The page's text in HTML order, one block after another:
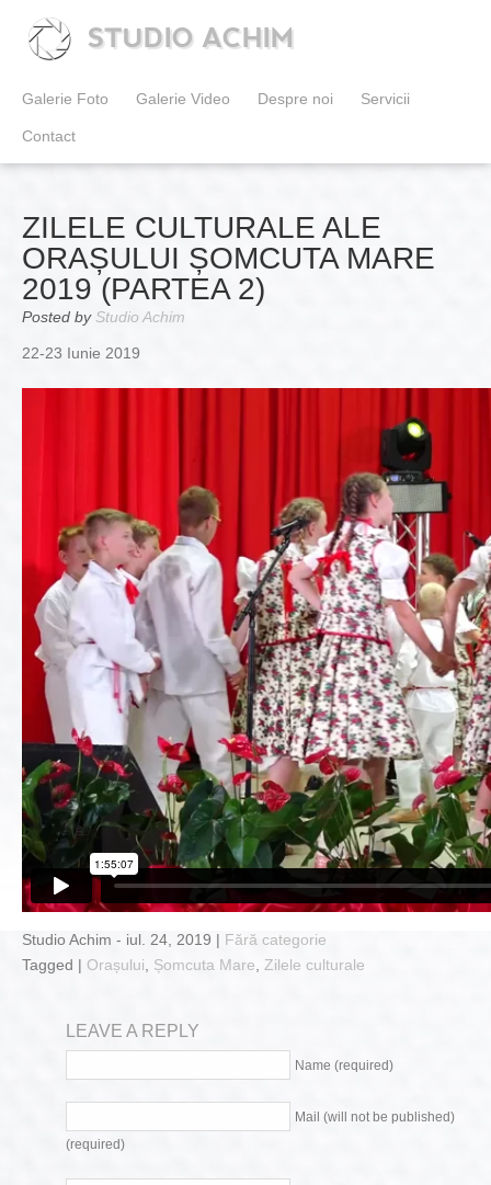
STUDIO ACHIM
Galerie Foto Galerie Video Despre noi Servicii
Contact
ZILELE CULTURALE ALE
ORAȘULUI ȘOMCUTA MARE
2019 (PARTEA 2)
Posted by Studio Achim
22-23 Iunie 2019
Studio Achim - iul. 24, 2019 | Fără categorie
Tagged | Orașului Șomcuta Mare Zilele culturale
LEAVE A REPLY
Name (required)
Mail (will not be published)
(required)